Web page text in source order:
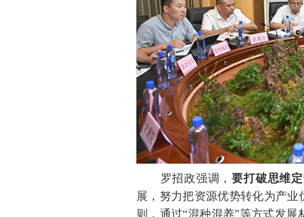
罗招政强调，要打破思维
展，努力把资源优势转化为产业
则，通过“混种混养”等方式发